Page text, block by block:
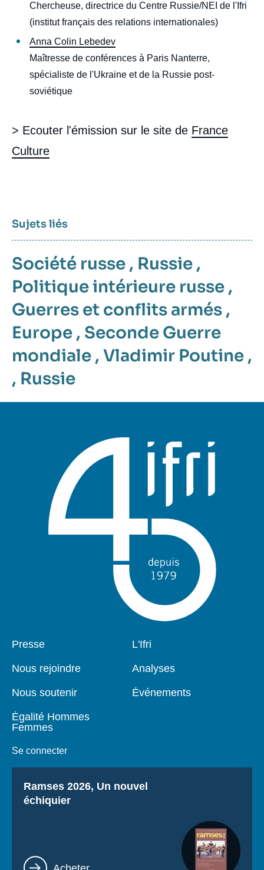
Chercheuse, directrice du Centre Russie/NEI de l'Ifri
(institut français des relations internationales)
Anna Colin Lebedev
Maîtresse de conférences à Paris Nanterre,
spécialiste de l'Ukraine et de la Russie post-
soviétique
> Ecouter l'émission sur le site de France
Culture
Sujets liés
Société russe , Russie ,
Politique intérieure russe ,
Guerres et conflits armés ,
Europe , Seconde Guerre
mondiale , Vladimir Poutine ,
, Russie
Pied
Presse
Nous rejoindre
Nous soutenir
Égalité Hommes
Femmes
Se connecter
Navigation
L'Ifri
Analyses
Événements
Titre
Ramses 2026, Un nouvel
échiquier